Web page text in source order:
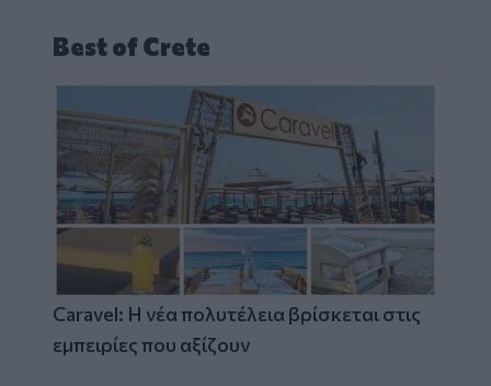
Best of Crete
Caravel: Η νέα πολυτέλεια βρίσκεται στις
εμπειρίες που αξίζουν